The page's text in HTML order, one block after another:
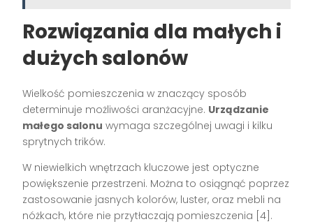
Rozwiązania dla małych i
dużych salonów
Wielkość pomieszczenia w znaczący sposób
determinuje możliwości aranżacyjne. Urządzanie
małego salonu wymaga szczególnej uwagi i kilku
sprytnych trików.
W niewielkich wnętrzach kluczowe jest optyczne
powiększenie przestrzeni. Można to osiągnąć poprzez
zastosowanie jasnych kolorów, luster, oraz mebli na
nóżkach, które nie przytłaczają pomieszczenia [4].